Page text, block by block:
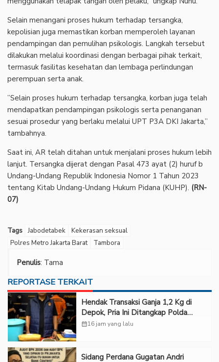
‎Selain menangani proses hukum terhadap tersangka,
kepolisian juga memastikan korban memperoleh layanan
pendampingan dan pemulihan psikologis. Langkah tersebut
dilakukan melalui koordinasi dengan berbagai pihak terkait,
termasuk fasilitas kesehatan dan lembaga perlindungan
perempuan serta anak.
‎”Selain proses hukum terhadap tersangka, korban juga telah
mendapatkan pendampingan psikologis serta penanganan
sesuai prosedur yang berlaku melalui UPT P3A DKI Jakarta,”
tambahnya.
‎Saat ini, AR telah ditahan untuk menjalani proses hukum lebih
lanjut. Tersangka dijerat dengan Pasal 473 ayat (2) huruf b
Undang-Undang Republik Indonesia Nomor 1 Tahun 2023
tentang Kitab Undang-Undang Hukum Pidana (KUHP). (RN-
07)
Tags Jabodetabek
Kekerasan seksual
Polres Metro Jakarta Barat
Tambora
Penulis: Tama
REPORTASE TERKAIT
Hendak Transaksi Ganja 1,2 Kg di
Depok, Pria Ini Ditangkap Polda
Metro Jaya
calendar_month16 jam yang lalu
Sidang Perdana Gugatan Andri